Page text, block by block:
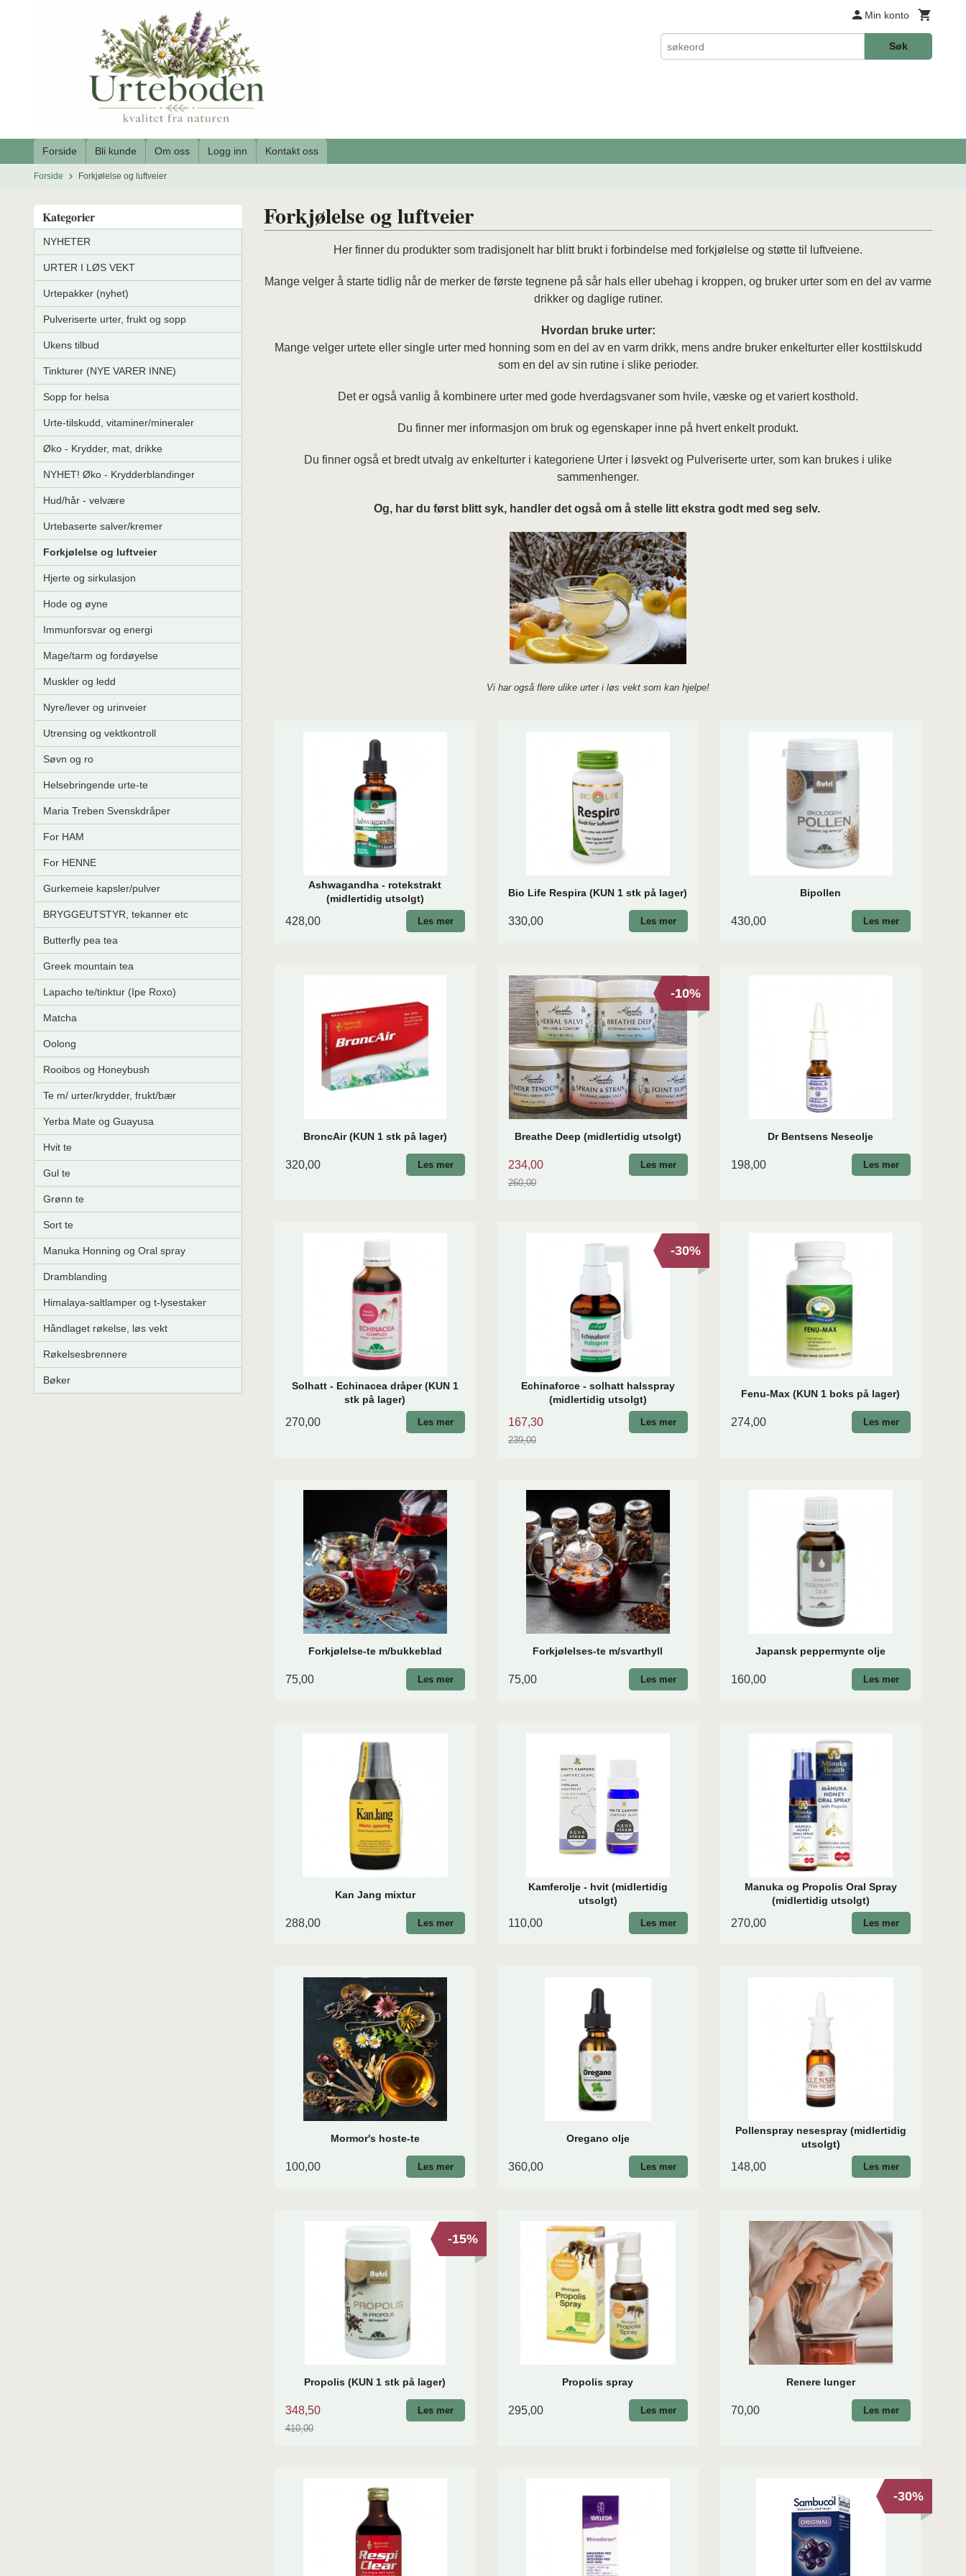
Min konto
Søk
Forside Bli kunde Om oss Logg inn Kontakt oss
Forside Forkjølelse og luftveier
Kategorier
NYHETER
URTER I LØS VEKT
Urtepakker (nyhet)
Pulveriserte urter, frukt og sopp
Ukens tilbud
Tinkturer (NYE VARER INNE)
Sopp for helsa
Urte-tilskudd, vitaminer/mineraler
Øko - Krydder, mat, drikke
NYHET! Øko - Krydderblandinger
Hud/hår - velvære
Urtebaserte salver/kremer
Forkjølelse og luftveier
Hjerte og sirkulasjon
Hode og øyne
Immunforsvar og energi
Mage/tarm og fordøyelse
Muskler og ledd
Nyre/lever og urinveier
Utrensing og vektkontroll
Søvn og ro
Helsebringende urte-te
Maria Treben Svenskdråper
For HAM
For HENNE
Gurkemeie kapsler/pulver
BRYGGEUTSTYR, tekanner etc
Butterfly pea tea
Greek mountain tea
Lapacho te/tinktur (Ipe Roxo)
Matcha
Oolong
Rooibos og Honeybush
Te m/ urter/krydder, frukt/bær
Yerba Mate og Guayusa
Hvit te
Gul te
Grønn te
Sort te
Manuka Honning og Oral spray
Dramblanding
Himalaya-saltlamper og t-lysestaker
Håndlaget røkelse, løs vekt
Røkelsesbrennere
Bøker
Forkjølelse og luftveier
Her finner du produkter som tradisjonelt har blitt brukt i forbindelse med forkjølelse og støtte til luftveiene.
Mange velger å starte tidlig når de merker de første tegnene på sår hals eller ubehag i kroppen, og bruker urter som en del av varme
drikker og daglige rutiner.
Hvordan bruke urter:
Mange velger urtete eller single urter med honning som en del av en varm drikk, mens andre bruker enkelturter eller kosttilskudd
som en del av sin rutine i slike perioder.
Det er også vanlig å kombinere urter med gode hverdagsvaner som hvile, væske og et variert kosthold.
Du finner mer informasjon om bruk og egenskaper inne på hvert enkelt produkt.
Du finner også et bredt utvalg av enkelturter i kategoriene Urter i løsvekt og Pulveriserte urter, som kan brukes i ulike
sammenhenger.
Og, har du først blitt syk, handler det også om å stelle litt ekstra godt med seg selv.
Vi har også flere ulike urter i løs vekt som kan hjelpe!
Ashwagandha - rotekstrakt
(midlertidig utsolgt)
428,00 Les mer
Bio Life Respira (KUN 1 stk på lager)
330,00 Les mer
Bipollen
430,00 Les mer
BroncAir (KUN 1 stk på lager)
320,00 Les mer
Breathe Deep (midlertidig utsolgt)
234,00
260,00
-10%
Les mer
Dr Bentsens Neseolje
198,00 Les mer
Solhatt - Echinacea dråper (KUN 1
stk på lager)
270,00 Les mer
Echinaforce - solhatt halsspray
(midlertidig utsolgt)
167,30
239,00
-30%
Les mer
Fenu-Max (KUN 1 boks på lager)
274,00 Les mer
Forkjølelse-te m/bukkeblad
75,00 Les mer
Forkjølelses-te m/svarthyll
75,00 Les mer
Japansk peppermynte olje
160,00 Les mer
Kan Jang mixtur
288,00 Les mer
Kamferolje - hvit (midlertidig
utsolgt)
110,00 Les mer
Manuka og Propolis Oral Spray
(midlertidig utsolgt)
270,00 Les mer
Mormor's hoste-te
100,00 Les mer
Oregano olje
360,00 Les mer
Pollenspray nesespray (midlertidig
utsolgt)
148,00 Les mer
Propolis (KUN 1 stk på lager)
348,50
410,00
-15%
Les mer
Propolis spray
295,00 Les mer
Renere lunger
70,00 Les mer
-30%